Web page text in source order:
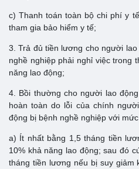
c) Thanh toán toàn bộ chi phí y
tham gia bảo hiểm y tế;
3. Trả đủ tiền lương cho người
nghề nghiệp phải nghỉ việc trong
năng lao động;
4. Bồi thường cho người lao
hoàn toàn do lỗi của chính
động bị bệnh nghề nghiệp với
a) Ít nhất bằng 1,5 tháng tiền
10% khả năng lao động; sau đó
tháng tiền lương nếu bị suy giảm